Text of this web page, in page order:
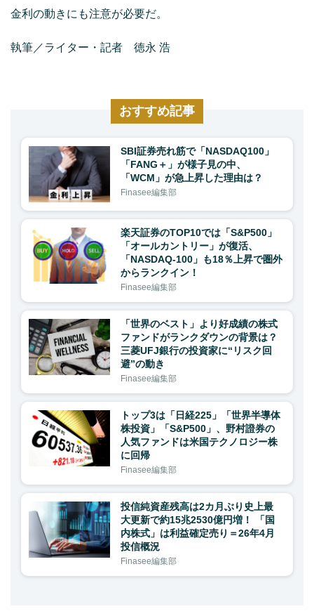
金利の動きにも注意が必要だ。
執筆／ライター・記者 徳永 浩
おすすめ記事
SBI証券売れ筋で「NASDAQ100」
「FANG＋」が様子見の中、
「WCM」が急上昇した理由は？
Finasee編集部
楽天証券のTOP10では「S&P500」
「オールカントリー」が復活、
「NASDAQ-100」も18％上昇で圏外
からランクイン！
Finasee編集部
「世界のベスト」より好成績の株式
ファンドがランクダウンの背景は？
三菱UFJ銀行の投資家に“リスク回
避”の動き
Finasee編集部
トップ3は「日経225」「世界半導体
株投資」「S&P500」、野村證券の
人気ファンドは米国テクノロジー株
に回帰
Finasee編集部
投信純資産残高は2カ月ぶり史上最
大更新で約15兆2530億円増！ 「国
内株式」は利益確定売り＝26年4月
投信概況
Finasee編集部